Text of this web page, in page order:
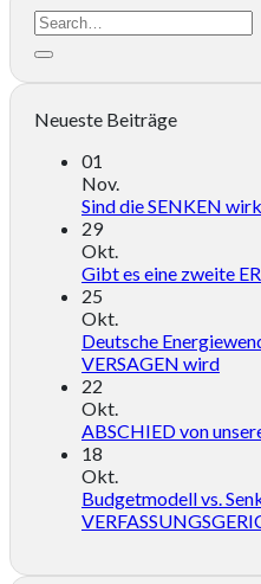
Neueste Beiträge
01
Nov.
Sind die SENKEN
29
Okt.
Gibt es eine zweite
25
Okt.
Deutsche
VERSAGEN wird
22
Okt.
ABSCHIED von
18
Okt.
Budgetmodell vs.